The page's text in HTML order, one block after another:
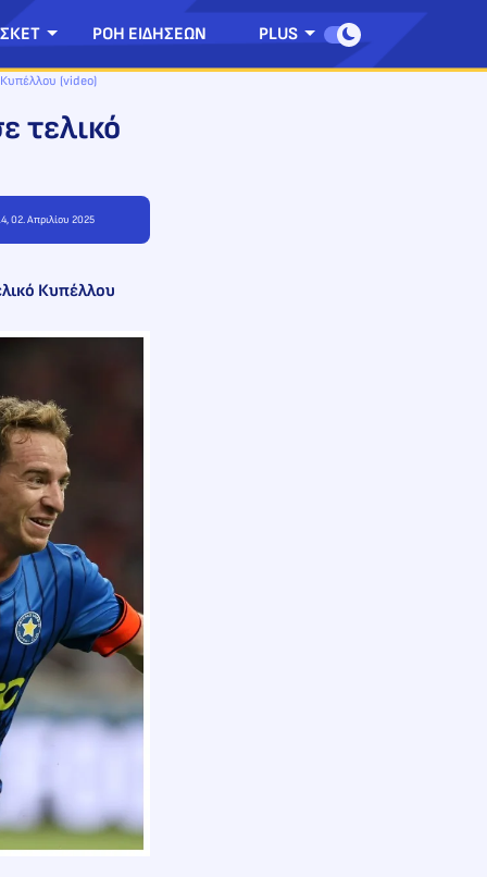
ΡΟΗ ΕΙΔΗΣΕΩΝ PLUS
(video)
τελικό
02. Απριλίου 2025
Κυπέλλου